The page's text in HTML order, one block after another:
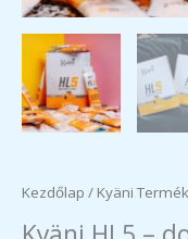
Kezdőlap / Kyäni